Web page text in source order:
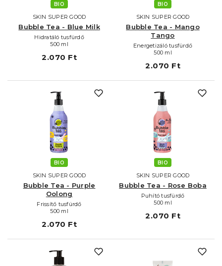
BIO
SKIN SUPER GOOD
Bubble Tea - Blue Milk
Hidratáló tusfürdő
500 ml
2.070 Ft
BIO
SKIN SUPER GOOD
Bubble Tea - Mango
Tango
Energetizáló tusfürdő
500 ml
2.070 Ft
BIO
SKIN SUPER GOOD
Bubble Tea - Purple
Oolong
Frissítő tusfürdő
500 ml
2.070 Ft
BIO
SKIN SUPER GOOD
Bubble Tea - Rose Boba
Puhító tusfürdő
500 ml
2.070 Ft